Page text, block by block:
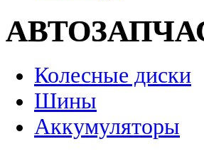
Колесные диски
Шины
Аккумуляторы